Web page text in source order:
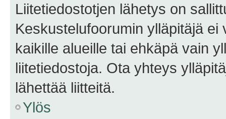
Liitetiedostotjen lähetys on
Keskustelufoorumin ylläpitäjä
kaikille alueille tai ehkäpä vain
liitetiedostoja. Ota yhteys
lähettää liitteitä.
Ylös